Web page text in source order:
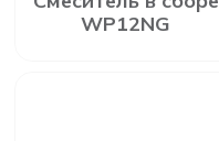
WP12NG